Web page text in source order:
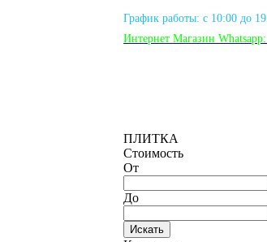
График работы: с 10:00 до
Интернет Магазин Whatsapp:
ПЛИТКА
Стоимость
От
До
Искать